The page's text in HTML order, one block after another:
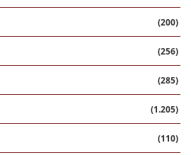
(200)
(256)
(285)
(1.205)
(110)